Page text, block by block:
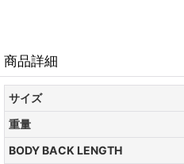
商品詳細
サイズ
重量
BODY BACK LENGTH